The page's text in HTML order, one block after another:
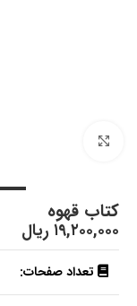
کتاب قهوه
۱۹,۲۰۰,۰۰۰ ریال
تعداد صفحات: